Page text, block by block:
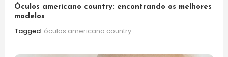
Óculos americano country: encontrando os melhores
modelos
Tagged óculos americano country